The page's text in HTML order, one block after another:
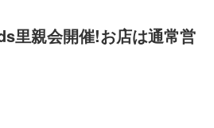
里親会開催!お店は通常営